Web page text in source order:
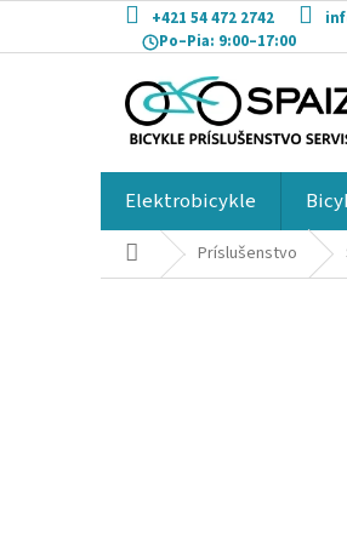
obsah
+421 54 472 2742
Po–Pia: 9:00–17:00
Elektrobicykle
DomovPríslušenstvo